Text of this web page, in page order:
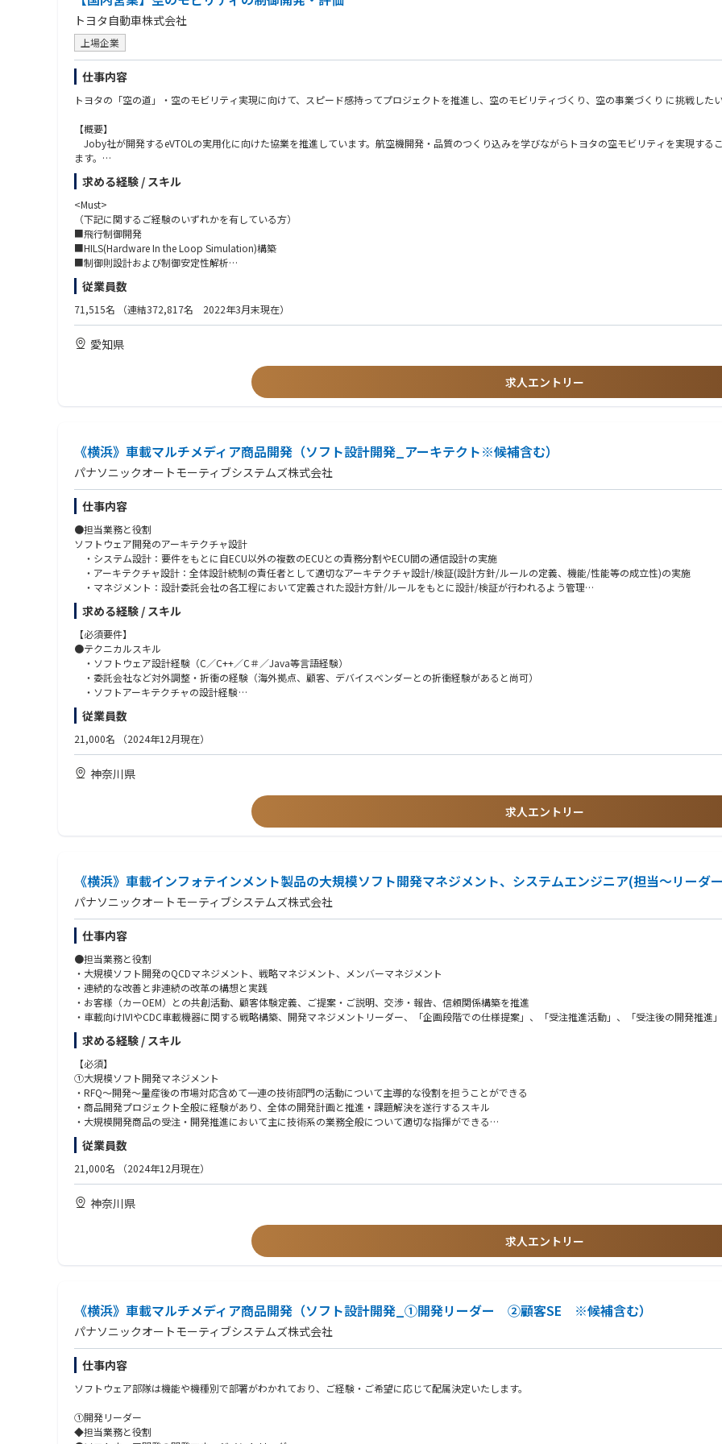
トヨタ自動車株式会社
上場企業
仕事内容
トヨタの「空の道」・空のモビリティ実現に向けて、スピード感持ってプロジェクトを推進し、空のモビリティづくり、空の事業づくり に挑戦した
【概要】
Joby社が開発するeVTOLの実用化に向けた協業を推進しています。航空機開発・品質のつくり込みを学びながらトヨタの空モビリティを実現する
ます。
新たに空のモビリティとしてeVTOLという新しい選択肢が加わる未来は、多くの人たちの生活をさらに豊かにしていくと期待されています。この
え、各国の航空当局も航空機や離着陸場、運航に関する認証基準、ルール整備に本腰を入れています。
今後社会的ニーズが高まる空のモビリティを世界に先駆けて実現するために、Joby社との開発・生産協業を推進することができる仕事です。
【詳細】
＜開発＞ Joby社との協業、設計・評価・解析
・Joby社が開発するeVTOLの型式認証取得、量産化に向けた協業
・CAEを用いた部品の構造解析
＜職場イメージ＞
・当プロジェクト室以外にも社内の多くの関連部署や米国プロジェクトチームと連携しながら、Joby社とのeVTOL開発を推進。
・開発～生産、全てにおいて新たな取組みであることから「現地現物」で確認・対策しながらより良いモビリティ社会の構築に繋げる。
当該業務では、業務上、米国の輸出規制に関する情報を扱うため、個人ごとに情報へのアクセス権を管理するなど、情報管理の徹底を図っています。
＜やりがい＞
・100年に一度の大変革と言われる時代の中、従来の枠組みに捉われることなく、多様なバックグラウンドを持つメンバー同士が意見を出し合い進め
・国内外の関係者と企画段階からお客様目線を徹底した開発を推進することにより、新たな空のモビリティ社会の実現に貢献できます。
・法規制や規格の厳しい航空機開発に携わることで、個々の専門領域を深めるだけでなく、多角的な視点でモノゴトを進める目利き力や企画立案力の
＜PR＞
これまでの 陸（クルマ）、海（クルーザー） に続く、空のモビリティの開発！
航空機開発は相当高いチャレンジですが、Joby社との協業を通じて技術・ノウハウを身に付け、我々の持つ自動車で培った技術・知見を融合し、実現
参考：Joby Aviationとトヨタ、空のモビリティの実現に向けた挑戦を加速
参考：空飛ぶクルマ、協業深化にトップの絆 Joby機日本初飛行
求める経験 / スキル
<Must>
（下記に関するご経験のいずれかを有している方）
■飛行制御開発
■HILS(Hardware In the Loop Simulation)構築
■制御則設計および制御安定性解析
■航空システムインテグレーション
■各種システム制御開発
■Tools (Matlab/Simulink, Python, GitHub)
<Want>
■車両、航空機の自動運転開発経験、試験自働化
【必須要件】
■英語コミュニケーション能力、技術文書の理解、ドキュメント作成
＜求める人物像＞
■空のモビリティ好き
■空のモビリティの安心・安全に向き合う覚悟とそれを実現する拘り
■既存の価値観に捉われず、失敗しても新しいことにチャレンジし続ける意思、常に課題創造型の思考/異業種から謙虚に学び、常に成長しようとす
従業員数
71,515名 （連結372,817名 2022年3月末現在）
愛知県
求人エントリー
《横浜》車載マルチメディア商品開発（ソフト設計開発_アーキテクト※候補含む）
パナソニックオートモーティブシステムズ株式会社
仕事内容
●担当業務と役割
ソフトウェア開発のアーキテクチャ設計
・システム設計：要件をもとに自ECU以外の複数のECUとの責務分割やECU間の通信設計の実施
・アーキテクチャ設計：全体設計統制の責任者として適切なアーキテクチャ設計/検証(設計方針/ルールの定義、機能/性能等の成立性)の実施
・マネジメント：設計委託会社の各工程において定義された設計方針/ルールをもとに設計/検証が行われるよう管理
・DevOps：ソフトウェア開発基盤（構成管理・インテグレーション・テスト等）の構築および運用
●具体的な仕事内容
・全体設計方針の立案と実行
・ハードウェア、ソフトウェアが連携したシステム最適化設計
・ソフトウェア全体設計
・システムリソース・性能設計
・基本設計
●この仕事を通じて得られること
・家電開発等の各種商材・事業で培ったノウハウを持った人材が多数在籍しています。
・開発推進に際して、北米、中国、欧州など海外メンバと頻繁にやり取りを実施しています。
・1on1の頻繁な実施により、上司・部下間のコミュニケーションは活発です
・個人の意見を尊重する風土があり、積極的なチャレンジが可能です
・各組織で勉強会も頻繁に開催されています
●キャリアパス
・ソフトウェア開発以外などのキャリアパスも可能です。（例えば プロダクトマネージメント など）
求める経験 / スキル
【必須要件】
●テクニカルスキル
・ソフトウェア設計経験（C／C++／C＃／Java等言語経験）
・委託会社など対外調整・折衝の経験（海外拠点、顧客、デバイスベンダーとの折衝経験があると尚可）
・ソフトアーキテクチャの設計経験
●マネジメントスキル
・プロジェクト管理全般を理解している
・開発計画・進捗管理が作成できる
・リスク管理及び課題管理ができる
従業員数
21,000名 （2024年12月現在）
神奈川県
求人エントリー
《横浜》車載インフォテインメント製品の大規模ソフト開発マネジメント、システムエンジニア(担当～リーダ
パナソニックオートモーティブシステムズ株式会社
仕事内容
●担当業務と役割
・大規模ソフト開発のQCDマネジメント、戦略マネジメント、メンバーマネジメント
・連続的な改善と非連続の改革の構想と実践
・お客様（カーOEM）との共創活動、顧客体験定義、ご提案・ご説明、交渉・報告、信頼関係構築を推進
・車載向けIVIやCDC車載機器に関する戦略構築、開発マネジメントリーダー、「企画段階での仕様提案」、「受注推進活動」、「受注後の開発推進
・顧客との密なコミュニケーションを通じ、要件分析を実施。自社の持つ技術や最新トレンドの活用提案により新たな価値創造を推進
・目標品質・コスト・納期の達成に向けたプロジェクト（百名〜数百名以上の規模）の開発進捗管理や課題解決、全ステークホルダーとプロジェクト
・関係者と円滑なコミュニケーションを取り、適切に課題解決していくことで強固な関係性を構築
・若手やメンバーの人材育成、スキルアップ、組織の活性化や組織文化醸成に貢献
●具体的な仕事内容
これまでのご経験やスキル、適性に応じて以下業務のいずれかをご担当いただきます
・プロジェクトの開発チームや全ステークホルダーをリーディング、マネジメント推進する中軸人材
ビジネス価値やROI、収支の最大化、「開発・納入・品質・コスト」を包括的にマネジメント、製品ライフサイクル全体においてプロダクトマネジ
・顧客と内部ステークホルダー対応リーダー
KGI/KPIを達成できるようにプロジェクト運営を行ってチームでの成果を最大化
・SE職能の代表として顧客対応、仕様策定、プロジェクト課題解決を担当する複数のSEメンバーをリードし、商品全般に対する仕様策定・課題解決
・大変革期を迎えている車載領域において、SDVコンピューティングを軸に新規価値創造で新たなモビリティ社会へ貢献
・エンジニアリングチェーンとバリューチェーン全体を統括する技術やマネジメントスキルの自己成長、自身の市場価値の向上
・大規模開発マネジメント能力の自己成長、自身の市場価値の向上
・経験豊富なメンバーと一緒に過去の経験やコミュニケーションスキルを活かしながら、お客様対応を推進し、ミッションにあるようなプロアクテ
び”ご本人”指名でまた次の仕事もお任せいただけるという充実感を得ることができます。
●職場の雰囲気
・HRT（謙虚・尊敬・信頼）をベースとした組織文化
・社内ステークホルダーであるPMや営業、開発といった縦割りの壁を壊し、フラットな共創型ワンチームで境界線を越えて議論し合う活気ある環境
求める経験 / スキル
【必須】
①大規模ソフト開発マネジメント
・RFQ〜開発〜量産後の市場対応含めて一連の技術部門の活動について主導的な役割を担うことができる
・商品開発プロジェクト全般に経験があり、全体の開発計画と推進・課題解決を遂行するスキル
・大規模開発商品の受注・開発推進において主に技術系の業務全般について適切な指揮ができる
・実商品開発を経験しており、開発プロセス全般に精通
②SEリーダー
・顧客窓口代表として折衝、交渉、推進に当たれる
・商品全体の仕様策定能力や課題解決力
・組み込みソフト開発 or カーOEMとの対応、オートモーティブ関連の業務経験
・海外駐在やカーメーカーへの出向経験のある方
・大規模ソフト開発（100名以上）の開発経験
・顧客および他社との仕様調整業務(Working Group等)の経験
・英語力
従業員数
21,000名 （2024年12月現在）
神奈川県
求人エントリー
《横浜》車載マルチメディア商品開発（ソフト設計開発_①開発リーダー ②顧客SE ※候補含む）
パナソニックオートモーティブシステムズ株式会社
仕事内容
ソフトウェア部隊は機能や機種別で部署がわかれており、ご経験・ご希望に応じて配属決定いたします。
①開発リーダー
◆担当業務と役割